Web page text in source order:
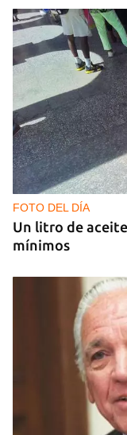
GUERRA
Al menos 17
nocturnos de
FOTO DEL DÍA
Un litro de
mínimos